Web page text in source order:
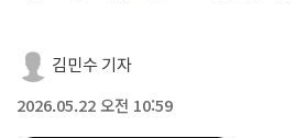
김민수 기자
2026.05.22 오전 10:59